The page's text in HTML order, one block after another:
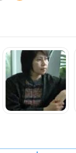
นกอ**
เนินการช่วยเหลือเรื่
กล่เกลี่ยข้อพิพาทแล
มรมกลุ่มแม่บ้าน แล
กชายแดน”
รดำรงตำแหน่งเป็นผู้
นให้ชาวบ้านได้มีกา
ยการจัดให้มีพื้นที่ป่า